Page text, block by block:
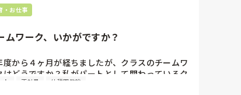
・お仕事
ムワーク、いかがですか？
度から４ヶ月が経ちましたが、クラスのチームワ
はどうですか？私がパートとして関わっているク
では、正社員の連携が取れておらずギクシャクし
ト 正社員 幼稚園教諭